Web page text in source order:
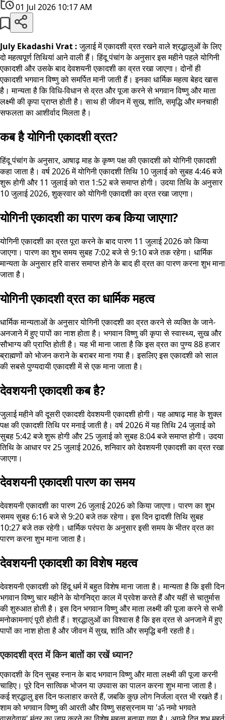
01 Jul 2026 10:17 AM
July Ekadashi Vrat :जुलाई में एकादशी व्रत रखने वाले श्रद्धालुओं के लिए
दो महत्वपूर्ण तिथियां आने वाली हैं। हिंदू पंचांग के अनुसार इस महीने पहले योगिनी
एकादशी और उसके बाद देवशयनी एकादशी का व्रत रखा जाएगा। दोनों ही
एकादशी भगवान विष्णु को समर्पित मानी जाती हैं। इनका धार्मिक महत्व बेहद खास
है। मान्यता है कि विधि-विधान से व्रत और पूजा करने से भगवान विष्णु और माता
लक्ष्मी की कृपा प्राप्त होती है। साथ ही जीवन में सुख, शांति, समृद्धि और मनचाही
सफलता का आशीर्वाद मिलता है।
कब है योगिनी एकादशी व्रत?
हिंदू पंचांग के अनुसार, आषाढ़ माह के कृष्ण पक्ष की एकादशी को योगिनी एकादशी
कहा जाता है। वर्ष 2026 में योगिनी एकादशी तिथि 10 जुलाई को सुबह 4:46 बजे
शुरू होगी और 11 जुलाई को रात 1:52 बजे समाप्त होगी। उदया तिथि के अनुसार
10 जुलाई 2026, शुक्रवार को योगिनी एकादशी का व्रत रखा जाएगा।
योगिनी एकादशी का पारण कब किया जाएगा?
योगिनी एकादशी का व्रत पूरा करने के बाद पारण 11 जुलाई 2026 को किया
जाएगा। पारण का शुभ समय सुबह 7:02 बजे से 9:10 बजे तक रहेगा। धार्मिक
मान्यता के अनुसार हरि वासर समाप्त होने के बाद ही व्रत का पारण करना शुभ माना
जाता है।
योगिनी एकादशी व्रत का धार्मिक महत्व
धार्मिक मान्यताओं के अनुसार योगिनी एकादशी का व्रत करने से व्यक्ति के जाने-
अनजाने में हुए पापों का नाश होता है। भगवान विष्णु की कृपा से स्वास्थ्य, सुख और
सौभाग्य की प्राप्ति होती है। यह भी माना जाता है कि इस व्रत का पुण्य 88 हजार
ब्राह्मणों को भोजन कराने के बराबर माना गया है। इसलिए इस एकादशी को साल
की सबसे पुण्यदायी एकादशी में से एक माना जाता है।
देवशयनी एकादशी कब है?
जुलाई महीने की दूसरी एकादशी देवशयनी एकादशी होगी। यह आषाढ़ माह के शुक्ल
पक्ष की एकादशी तिथि पर मनाई जाती है। वर्ष 2026 में यह तिथि 24 जुलाई को
सुबह 5:42 बजे शुरू होगी और 25 जुलाई को सुबह 8:04 बजे समाप्त होगी। उदया
तिथि के आधार पर 25 जुलाई 2026, शनिवार को देवशयनी एकादशी का व्रत रखा
जाएगा।
देवशयनी एकादशी पारण का समय
देवशयनी एकादशी का पारण 26 जुलाई 2026 को किया जाएगा। पारण का शुभ
समय सुबह 6:16 बजे से 9:20 बजे तक रहेगा। इस दिन द्वादशी तिथि सुबह
10:27 बजे तक रहेगी। धार्मिक परंपरा के अनुसार इसी समय के भीतर व्रत का
पारण करना शुभ माना जाता है।
देवशयनी एकादशी का विशेष महत्व
देवशयनी एकादशी को हिंदू धर्म में बहुत विशेष माना जाता है। मान्यता है कि इसी दिन
भगवान विष्णु चार महीने के योगनिद्रा काल में प्रवेश करते हैं और यहीं से चातुर्मास
की शुरुआत होती है। इस दिन भगवान विष्णु और माता लक्ष्मी की पूजा करने से सभी
मनोकामनाएं पूरी होती हैं। श्रद्धालुओं का विश्वास है कि इस व्रत से अनजाने में हुए
पापों का नाश होता है और जीवन में सुख, शांति और समृद्धि बनी रहती है।
एकादशी व्रत में किन बातों का रखें ध्यान?
एकादशी के दिन सुबह स्नान के बाद भगवान विष्णु और माता लक्ष्मी की पूजा करनी
चाहिए। पूरे दिन सात्विक भोजन या उपवास का पालन करना शुभ माना जाता है।
कई श्रद्धालु इस दिन फलाहार करते हैं, जबकि कुछ लोग निर्जला व्रत भी रखते हैं।
शाम को भगवान विष्णु की आरती और विष्णु सहस्रनाम या 'ॐ नमो भगवते